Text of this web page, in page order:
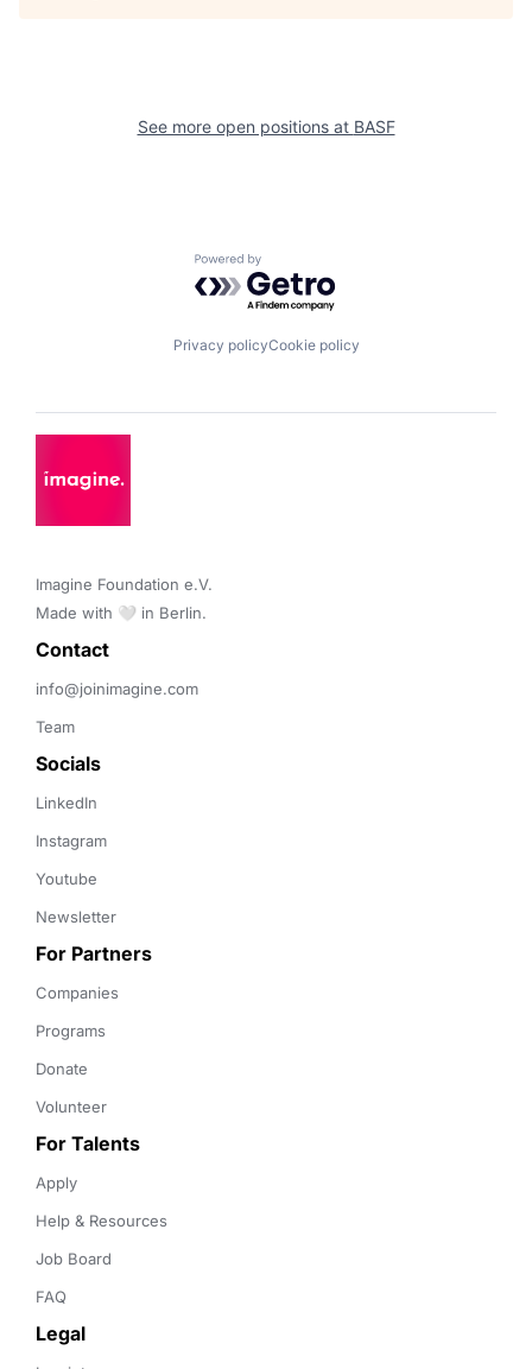
See more open positions at BASF
Powered by Getro.com
Privacy policyCookie policy
Imagine Foundation e.V.
Made with 🤍 in Berlin.
Contact
info@joinimagine.com
Team
Socials
LinkedIn
Instagram
Youtube
Newsletter
For Partners
Companies
Programs
Donate
Volunteer
For Talents
Apply
Help & Resources
Job Board
FAQ
Legal